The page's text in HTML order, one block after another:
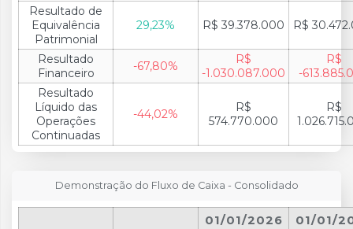
Resultado de
Equivalência
Patrimonial
29,23% R$ 39.378.000 R$
Resultado
Financeiro
-67,80%
R$
-1.030.087.000
R$
-
Resultado
Líquido das
Operações
Continuadas
-44,02%
R$
574.770.000
R$
Demonstração do Fluxo de Caixa - Consolidado
01/01/2026
01/01/